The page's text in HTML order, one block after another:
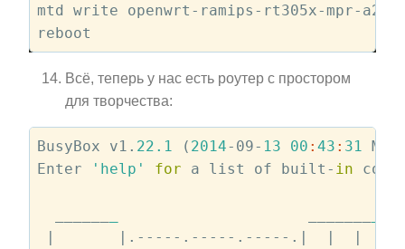
mtd write openwrt-ramips-rt305x-mpr-a2-
Всё, теперь у нас есть роутер с простором
для творчества:
BusyBox v1. 22.1 ( 2014-09- 13 00 : 43 : 31
Enter
'help' for a list of built- in
|       | .-----.-----.-----. |  | |  |